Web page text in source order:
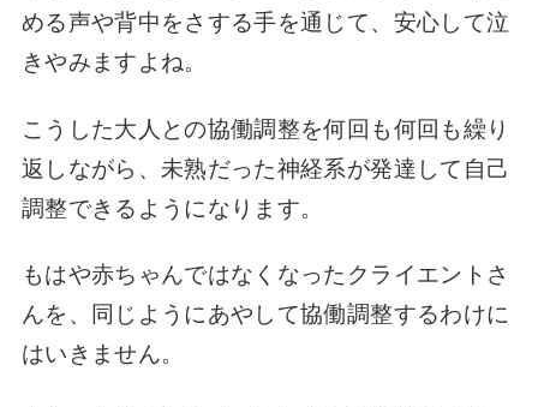
める声や背中をさする手を通じて、安心して泣
きやみますよね。
こうした大人との協働調整を何回も何回も繰り
返しながら、未熟だった神経系が発達して自己
調整できるようになります。
もはや赤ちゃんではなくなったクライエントさ
んを、同じようにあやして協働調整するわけに
はいきません。